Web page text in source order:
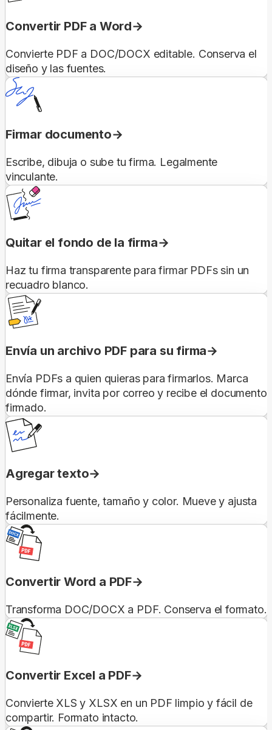
Convertir PDF a Word
Convierte PDF a DOC/DOCX editable. Conserva el
diseño y las fuentes.
Firmar documento
Escribe, dibuja o sube tu firma. Legalmente
vinculante.
Quitar el fondo de la firma
Haz tu firma transparente para firmar PDFs sin un
recuadro blanco.
Envía un archivo PDF para su firma
Envía PDFs a quien quieras para firmarlos. Marca
dónde firmar, invita por correo y recibe el documento
firmado.
Agregar texto
Personaliza fuente, tamaño y color. Mueve y ajusta
fácilmente.
Convertir Word a PDF
Transforma DOC/DOCX a PDF. Conserva el formato.
Convertir Excel a PDF
Convierte XLS y XLSX en un PDF limpio y fácil de
compartir. Formato intacto.